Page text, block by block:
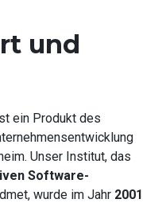
und
ein Produkt des
Unser Institut, das
Software-
wurde im Jahr 2001